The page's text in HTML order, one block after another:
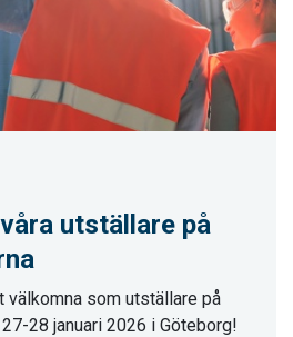
utställare på
välkomna som utställare på
28 januari 2026 i Göteborg!